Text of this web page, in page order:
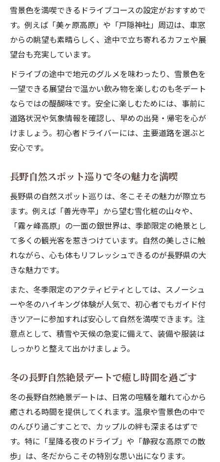
雪景色を満喫できるドライブコースの設定がおすすめで
す。例えば「美ヶ原高原」や「戸隠神社」周辺は、車窓
からの眺望も素晴らしく、途中で立ち寄れるカフェや展
望台も充実しています。
ドライブの途中で地元のグルメを味わったり、雪景色を
一望できる展望台で温かい飲み物を楽しむのも冬デート
ならではの醍醐味です。安全に楽しむためには、事前に
道路状況や気象情報を確認し、早めの出発・帰宅を心が
けましょう。初心者ドライバーには、主要道路を選ぶと
安心です。
長野自然スポット巡りで冬の魅力を満喫
長野県の自然スポット巡りは、冬こそその魅力が際立ち
ます。例えば「善光寺平」から望む雪化粧の山々や、
「霧ヶ峰高原」の一面の銀世界は、季節限定の絶景とし
て多くの観光客を惹きつけています。自然の美しさに触
れながら、心も体もリフレッシュできるのが長野県の大
きな魅力です。
また、冬季限定のアクティビティとしては、スノーシュ
ーや冬のハイキング体験が人気で、初心者でもガイド付
きツアーに参加すれば安心して自然を満喫できます。注
意点として、積雪や天候の急変に備えて、装備や服装は
しっかりと整えて出かけましょう。
冬の長野自然絶景デートで癒し時間を過ごす
冬の長野自然絶景デートは、日常の喧騒を離れて心から
癒される時間を提供してくれます。温泉や雪景色の中で
のんびり過ごすことで、カップルの絆も深まるはずで
す。特に「星降る夜のドライブ」や「静寂な高原での散
歩」は、冬だからこその特別な思い出になります。